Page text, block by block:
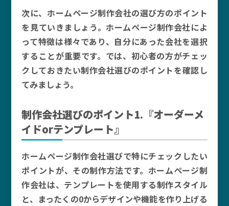
次に、ホームページ制作会社の選び方のポイント
を見ていきましょう。ホームページ制作会社によ
って特徴は様々であり、自分にあった会社を選択
することが重要です。では、初心者の方がチェッ
クしておきたい制作会社選びのポイントを確認し
てみましょう。
制作会社選びのポイント1.『オーダーメ
イドorテンプレート』
ホームページ制作会社選びで特にチェックしたい
ポイントが、その制作方法です。ホームページ制
作会社は、テンプレートを使用する制作スタイル
と、まったくの0からデザインや機能を作り上げる